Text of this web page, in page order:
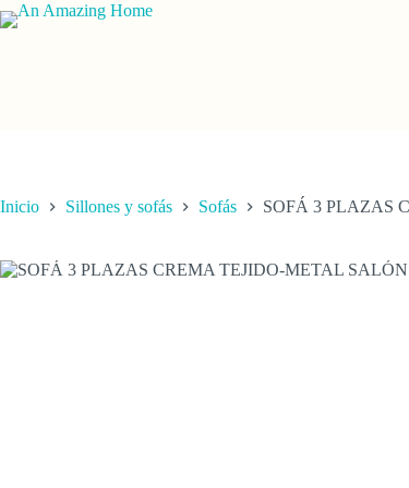
Saltar
al
Inicio Sillones y sofás Sofás SOFÁ 3 PLAZAS